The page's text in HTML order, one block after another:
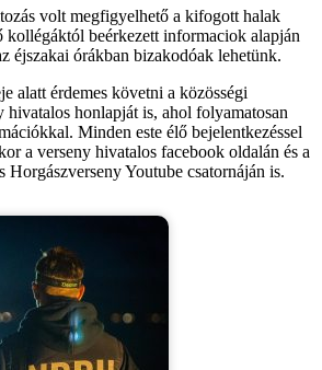
volt megfigyelhető a kifogott halak
kollégáktól beérkezett informaciok alapján
éjszakai órákban bizakodóak lehetünk.
alatt érdemes követni a közösségi
hivatalos honlapját is, ahol folyamatosan
Minden este élő bejelentkezéssel
a verseny hivatalos facebook oldalán és a
Youtube csatornáján is.